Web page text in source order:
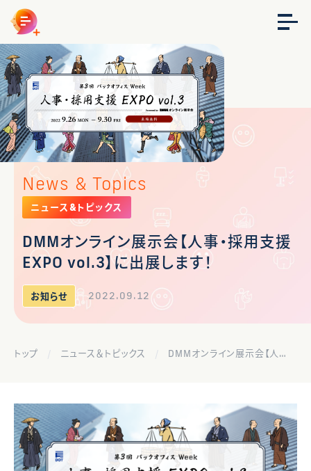
News & Topics
ニュース&トピックス
DMMオンライン展示会【人事・採用支援
EXPO vol.3】に出展します！
お知らせ 2022.09.12
トップ ニュース＆トピックス DMMオンライン展示会【人事・採用支援EXPO vol.3】に出展します！